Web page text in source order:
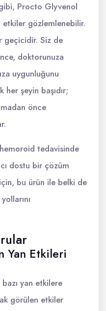
Procto Glyvenol
etkiler gözlemlenebilir.
geçicidir. Siz de
doktorunuza
uygunluğunu
şeyin başıdır;
önce
tedavisinde
dostu bir çözüm
bu ürün ile belki de
Yan Etkileri
yan etkilere
görülen etkiler